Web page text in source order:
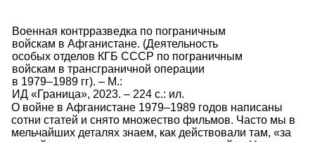
Военная контрразведка по пограничным
войскам в Афганистане. (Деятельность
особых отделов КГБ СССР по пограничным
войскам в трансграничной операции
в 1979–1989 гг). – М.:
ИД «Граница», 2023. – 224 с.: ил.
О войне в Афганистане 1979–1989 годов написаны
сотни статей и снято множество фильмов. Часто мы в
мельчайших деталях знаем, как действовали там, «за